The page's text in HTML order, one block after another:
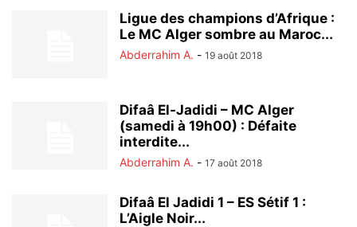
Ligue des champions d’Afrique :
Le MC Alger sombre au Maroc...
Abderrahim A. - 19 août 2018
Difaâ El-Jadidi – MC Alger
(samedi à 19h00) : Défaite
interdite...
Abderrahim A. - 17 août 2018
Difaâ El Jadidi 1 – ES Sétif 1 :
L’Aigle Noir...